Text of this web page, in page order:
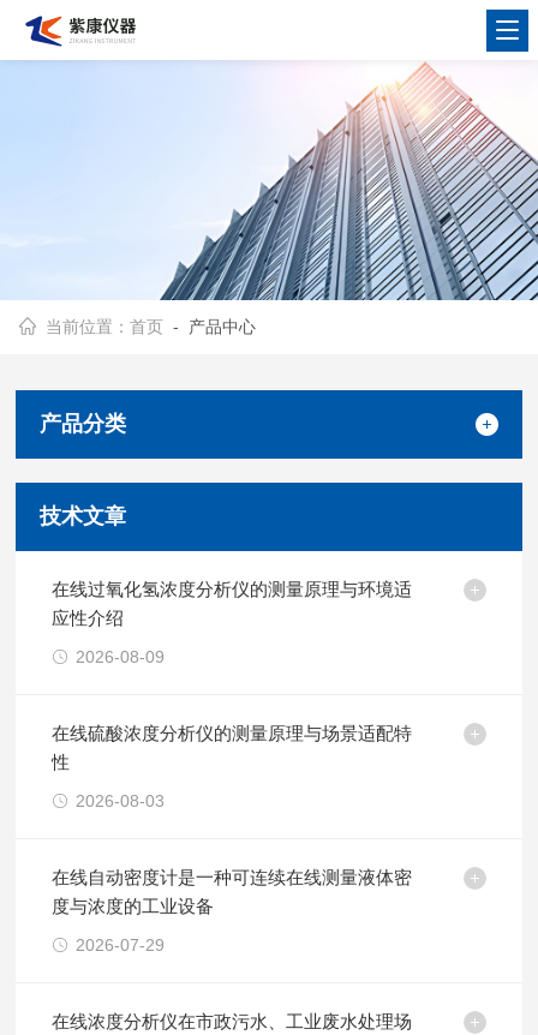
当前位置：首页 - 产品中心
产品分类
技术文章
在线过氧化氢浓度分析仪的测量原理与环境适
应性介绍
2026-08-09
在线硫酸浓度分析仪的测量原理与场景适配特
性
2026-08-03
在线自动密度计是一种可连续在线测量液体密
度与浓度的工业设备
2026-07-29
在线浓度分析仪在市政污水、工业废水处理场